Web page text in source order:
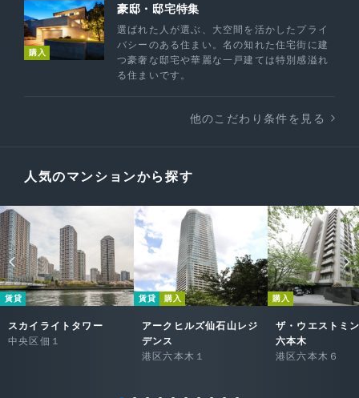
購入
豪邸・邸宅特集
選ばれた人が選ぶ、大空間を活かしたプライ
バシーのある住まい。名の知れた住宅街に建
つ豪奢な邸宅や華麗な一戸建ては特別感溢れ
る住まいです。
他のこだわり条件を見る
人気のマンションから探す
賃貸
スカイライトタワー
中央区佃１
賃貸 購入
アークヒルズ仙石山レジ
デンス
港区六本木１
購入
ザ・ウエストミ
六本木
港区六本木６